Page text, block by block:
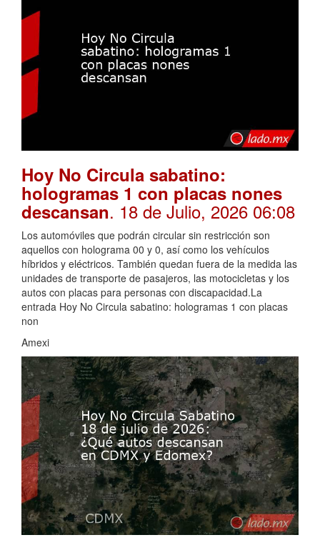
Hoy No Circula sabatino:
hologramas 1 con placas nones
descansan. 18 de Julio, 2026 06:08
Los automóviles que podrán circular sin restricción son
aquellos con holograma 00 y 0, así como los vehículos
híbridos y eléctricos. También quedan fuera de la medida las
unidades de transporte de pasajeros, las motocicletas y los
autos con placas para personas con discapacidad.La
entrada Hoy No Circula sabatino: hologramas 1 con placas
non
Amexi